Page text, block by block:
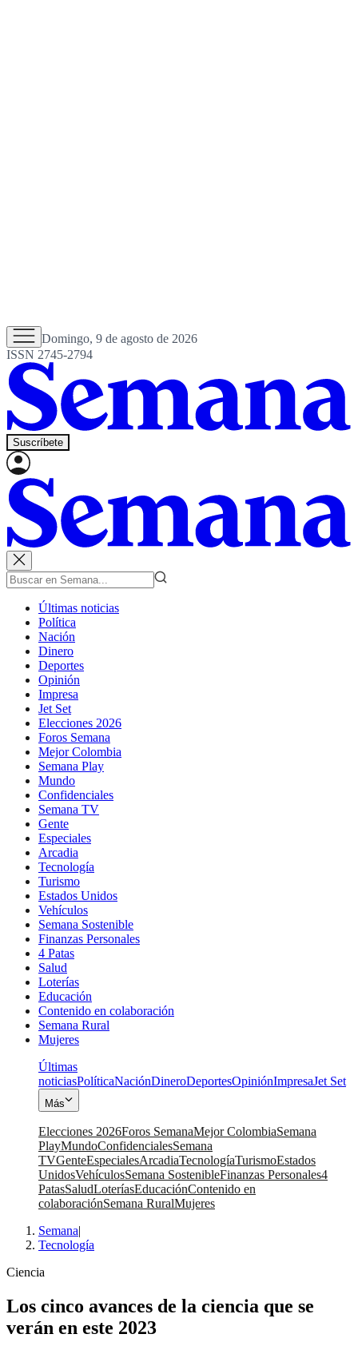
Domingo, 9 de agosto de 2026
ISSN 2745-2794
Suscríbete
Últimas noticias
Política
Nación
Dinero
Deportes
Opinión
Impresa
Jet Set
Elecciones 2026
Foros Semana
Mejor Colombia
Semana Play
Mundo
Confidenciales
Semana TV
Gente
Especiales
Arcadia
Tecnología
Turismo
Estados Unidos
Vehículos
Semana Sostenible
Finanzas Personales
4 Patas
Salud
Loterías
Educación
Contenido en colaboración
Semana Rural
Mujeres
Últimas
noticiasPolíticaNaciónDineroDeportesOpiniónImpresaJet Set
Más
Elecciones 2026Foros SemanaMejor ColombiaSemana
PlayMundoConfidencialesSemana
TVGenteEspecialesArcadiaTecnologíaTurismoEstados
UnidosVehículosSemana SostenibleFinanzas Personales4
PatasSaludLoteríasEducaciónContenido en
colaboraciónSemana RuralMujeres
Semana|
Tecnología
Ciencia
Los cinco avances de la ciencia que se
verán en este 2023